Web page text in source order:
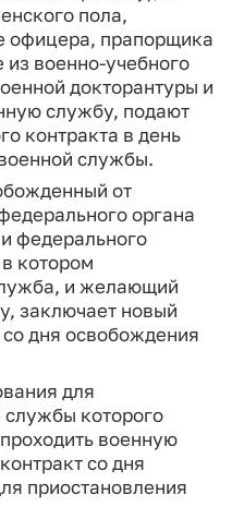
пола,
офицера, прапорщика
военно-учебного
докторантуры и
службу, подают
контракта в день
службы.
от
органа
федерального
котором
и желающий
заключает новый
дня освобождения
для
службы которого
военную
со дня
приостановления